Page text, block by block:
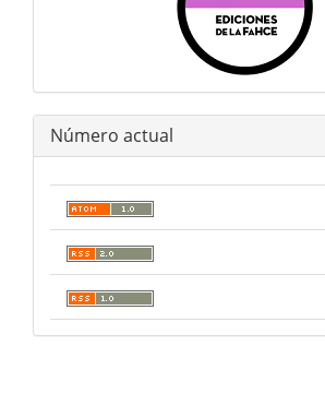
Número actual